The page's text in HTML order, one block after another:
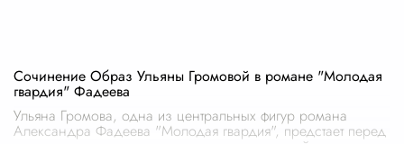
Сочинение Образ Ульяны Громовой в романе "Молодая
гвардия" Фадеева
Ульяна Громова, одна из центральных фигур романа
Александра Фадеева "Молодая гвардия", предстает перед